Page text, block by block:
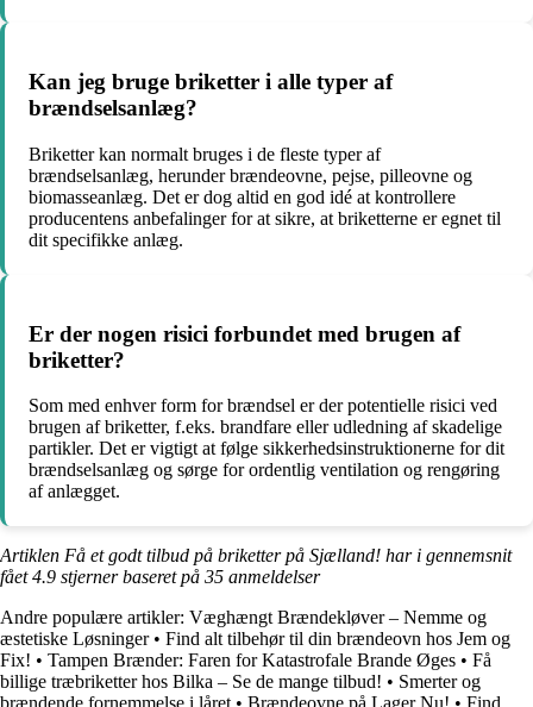
Kan jeg bruge briketter i alle typer af
brændselsanlæg?
Briketter kan normalt bruges i de fleste typer af
brændselsanlæg, herunder brændeovne, pejse, pilleovne og
biomasseanlæg. Det er dog altid en god idé at kontrollere
producentens anbefalinger for at sikre, at briketterne er egnet til
dit specifikke anlæg.
Er der nogen risici forbundet med brugen af
briketter?
Som med enhver form for brændsel er der potentielle risici ved
brugen af briketter, f.eks. brandfare eller udledning af skadelige
partikler. Det er vigtigt at følge sikkerhedsinstruktionerne for dit
brændselsanlæg og sørge for ordentlig ventilation og rengøring
af anlægget.
Artiklen Få et godt tilbud på briketter på Sjælland! har i gennemsnit
fået4.9 stjerner baseret på 35 anmeldelser
Andre populære artikler: Væghængt Brændekløver – Nemme og
æstetiske Løsninger• Find alt tilbehør til din brændeovn hos Jem og
Fix! • Tampen Brænder: Faren for Katastrofale Brande Øges • Få
billige træbriketter hos Bilka – Se de mange tilbud! • Smerter og